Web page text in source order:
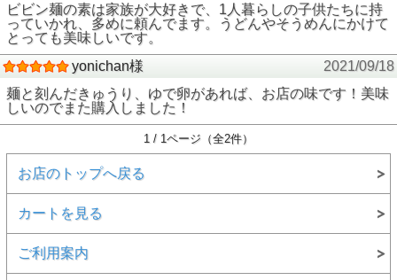
ビビン麺の素は家族が大好きで、1人暮らしの子供たちに持
っていかれ、多めに頼んでます。うどんやそうめんにかけて
とっても美味しいです。
yonichan様
2021/09/18
麺と刻んだきゅうり、ゆで卵があれば、お店の味です！美味
しいのでまた購入しました！
1 / 1ページ（全2件）
お店のトップへ戻る
カートを見る
ご利用案内